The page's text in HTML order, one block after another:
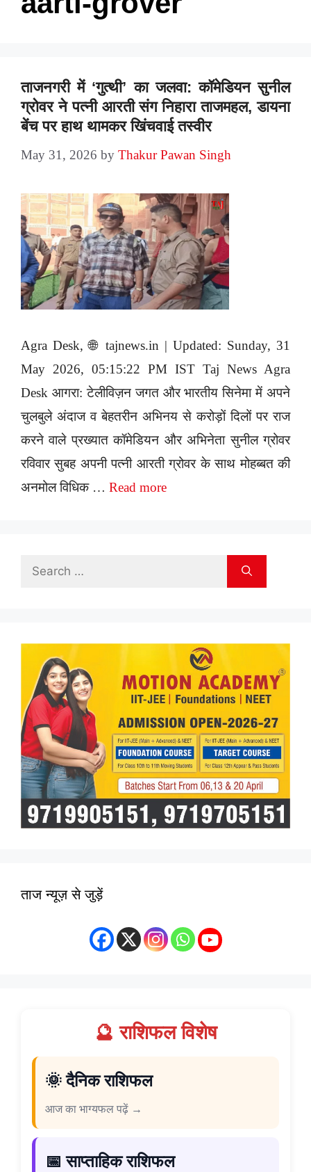
ताजनगरी में ‘गुत्थी’ का जलवा: कॉमेडियन सुनील
ग्रोवर ने पत्नी आरती संग निहारा ताजमहल, डायना
बेंच पर हाथ थामकर खिंचवाई तस्वीर
May 31, 2026 by Thakur Pawan Singh
Agra Desk, 🌐 tajnews.in | Updated: Sunday, 31
May 2026, 05:15:22 PM IST Taj News Agra
Desk आगरा: टेलीविज़न जगत और भारतीय सिनेमा में अपने
चुलबुले अंदाज व बेहतरीन अभिनय से करोड़ों दिलों पर राज
करने वाले प्रख्यात कॉमेडियन और अभिनेता सुनील ग्रोवर
रविवार सुबह अपनी पत्नी आरती ग्रोवर के साथ मोहब्बत की
अनमोल विधिक … Read more
Search
ताज न्यूज़ से जुड़ें
🔮 राशिफल विशेष
🌞 दैनिक राशिफल
आज का भाग्यफल पढ़ें →
📅 साप्ताहिक राशिफल